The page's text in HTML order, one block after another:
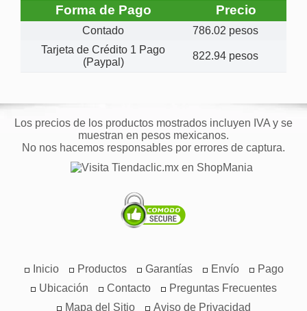
Forma de Pago Precio
Contado
786.02 pesos
Tarjeta de Crédito 1 Pago
(Paypal)
822.94 pesos
Los precios de los productos mostrados incluyen IVA y se
muestran en pesos mexicanos.
No nos hacemos responsables por errores de captura.
Inicio Productos Garantías Envío
Pago
Ubicación
Contacto
Preguntas Frecuentes
Mapa del Sitio
Aviso de Privacidad